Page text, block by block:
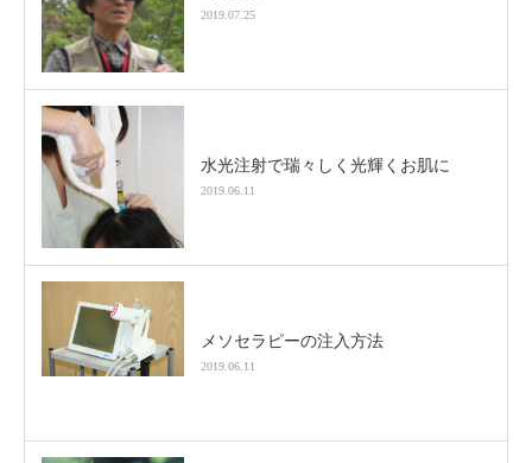
2019.07.25
水光注射で瑞々しく光輝くお肌に
2019.06.11
メソセラピーの注入方法
2019.06.11